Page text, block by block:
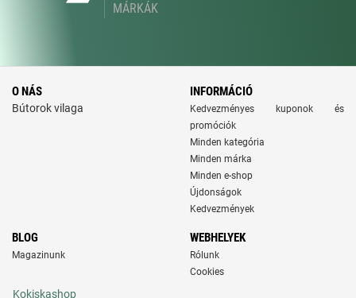
MÁRKÁK
O NÁS
Bútorok vilaga
INFORMÁCIÓ
Kedvezményes kuponok és
promóciók
Minden kategória
Minden márka
Minden e-shop
Újdonságok
Kedvezmények
BLOG
Magazinunk
WEBHELYEK
Rólunk
Cookies
Kokiskashop